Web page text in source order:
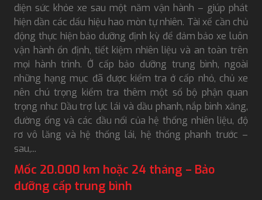
diện sức khỏe xe sau một năm vận hành – giúp phát
hiện dần các dấu hiệu hao mòn tự nhiên. Tài xế cần chủ
động thực hiện bảo dưỡng định kỳ để đảm bảo xe luôn
vận hành ổn định, tiết kiệm nhiên liệu và an toàn trên
mọi hành trình. Ở cấp bảo dưỡng trung bình, ngoài
những hạng mục đã được kiểm tra ở cấp nhỏ, chủ xe
nên chú trọng kiểm tra thêm một số bộ phận quan
trọng như: Dầu trợ lực lái và dầu phanh, nắp bình xăng,
đường ống và các đầu nối của hệ thống nhiên liệu, độ
rơ vô lăng và hệ thống lái, hệ thống phanh trước –
sau,...
Mốc 20.000 km hoặc 24 tháng – Bảo
dưỡng cấp trung bình